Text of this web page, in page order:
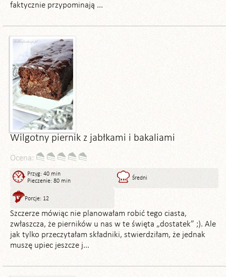
faktycznie przypominają ...
Wilgotny piernik z jabłkami i bakaliami
Ocena:
Przyg: 40 min
Pieczenie: 80 min
Średni
Porcje: 12
Szczerze mówiąc nie planowałam robić tego ciasta,
zwłaszcza, że pierników u nas w te święta „dostatek” ;). Ale
jak tylko przeczytałam składniki, stwierdziłam, że jednak
muszę upiec jeszcze j...